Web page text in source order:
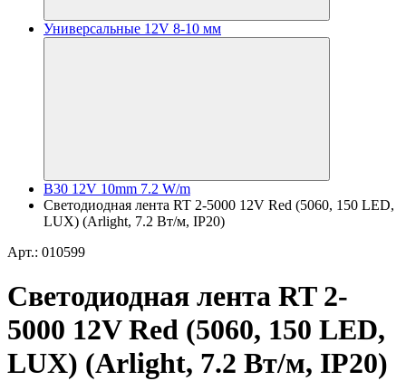
Универсальные 12V 8-10 мм
B30 12V 10mm 7.2 W/m
Светодиодная лента RT 2-5000 12V Red (5060, 150 LED,
LUX) (Arlight, 7.2 Вт/м, IP20)
Арт.: 010599
Светодиодная лента RT 2-
5000 12V Red (5060, 150 LED,
LUX) (Arlight, 7.2 Вт/м, IP20)